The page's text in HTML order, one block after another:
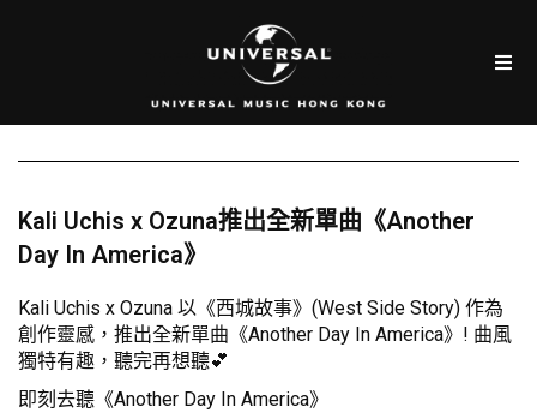
Kali Uchis x Ozuna推出全新單曲《Another
Day In America》
Kali Uchis x Ozuna 以《西城故事》(West Side Story) 作為
創作靈感，推出全新單曲《Another Day In America》! 曲風
獨特有趣，聽完再想聽💕
即刻去聽《Another Day In America》